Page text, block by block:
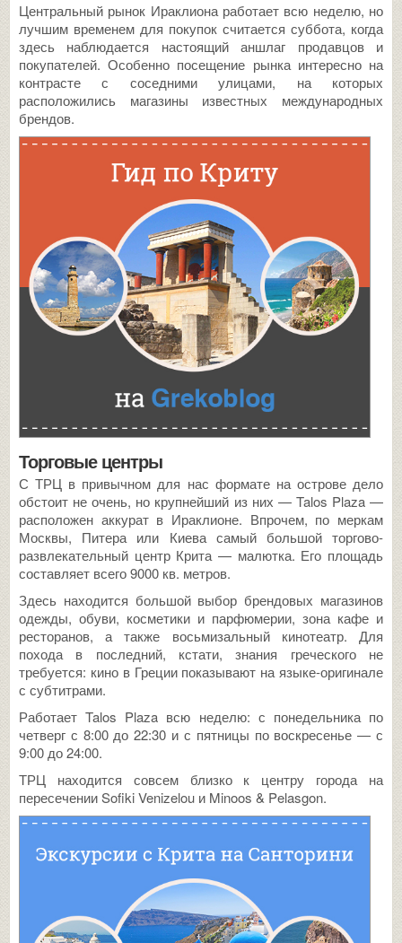
Центральный рынок Ираклиона работает всю неделю, но
лучшим временем для покупок считается суббота, когда
здесь наблюдается настоящий аншлаг продавцов и
покупателей. Особенно посещение рынка интересно на
контрасте с соседними улицами, на которых
расположились магазины известных международных
брендов.
Торговые центры
С ТРЦ в привычном для нас формате на острове дело
обстоит не очень, но крупнейший из них — Talos Plaza —
расположен аккурат в Ираклионе. Впрочем, по меркам
Москвы, Питера или Киева самый большой торгово-
развлекательный центр Крита — малютка. Его площадь
составляет всего 9000 кв. метров.
Здесь находится большой выбор брендовых магазинов
одежды, обуви, косметики и парфюмерии, зона кафе и
ресторанов, а также восьмизальный кинотеатр. Для
похода в последний, кстати, знания греческого не
требуется: кино в Греции показывают на языке-оригинале
с субтитрами.
Работает Talos Plaza всю неделю: с понедельника по
четверг с 8:00 до 22:30 и с пятницы по воскресенье — с
9:00 до 24:00.
ТРЦ находится совсем близко к центру города на
пересечении Sofiki Venizelou и Minoos & Pelasgon.